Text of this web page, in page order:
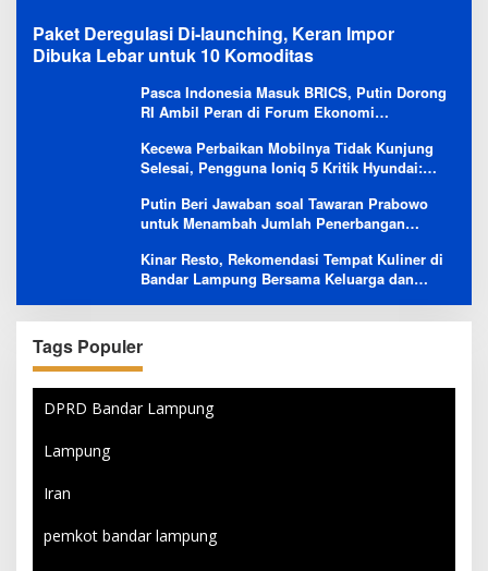
Paket Deregulasi Di-launching, Keran Impor
Dibuka Lebar untuk 10 Komoditas
Pasca Indonesia Masuk BRICS, Putin Dorong
RI Ambil Peran di Forum Ekonomi
Kecewa Perbaikan Mobilnya Tidak Kunjung
Selesai, Pengguna Ioniq 5 Kritik Hyundai:
Sales
Putin Beri Jawaban soal Tawaran Prabowo
untuk Menambah Jumlah Penerbangan
Kinar Resto, Rekomendasi Tempat Kuliner di
Bandar Lampung Bersama Keluarga dan
Tags Populer
DPRD Bandar Lampung
Lampung
Iran
pemkot bandar lampung